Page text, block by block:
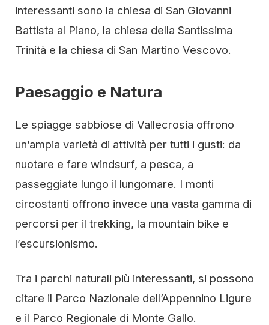
interessanti sono la chiesa di San Giovanni
Battista al Piano, la chiesa della Santissima
Trinità e la chiesa di San Martino Vescovo.
Paesaggio e Natura
Le spiagge sabbiose di Vallecrosia offrono
un’ampia varietà di attività per tutti i gusti: da
nuotare e fare windsurf, a pesca, a
passeggiate lungo il lungomare. I monti
circostanti offrono invece una vasta gamma di
percorsi per il trekking, la mountain bike e
l’escursionismo.
Tra i parchi naturali più interessanti, si possono
citare il Parco Nazionale dell’Appennino Ligure
e il Parco Regionale di Monte Gallo.